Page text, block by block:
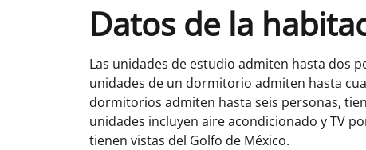
Datos de la
Las unidades de estudio admiten hasta dos
unidades de un dormitorio admiten hasta
dormitorios admiten hasta seis personas,
unidades incluyen aire acondicionado y TV
tienen vistas del Golfo de México.